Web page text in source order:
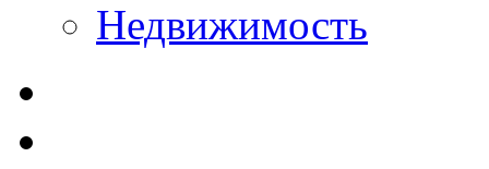
Недвижимость